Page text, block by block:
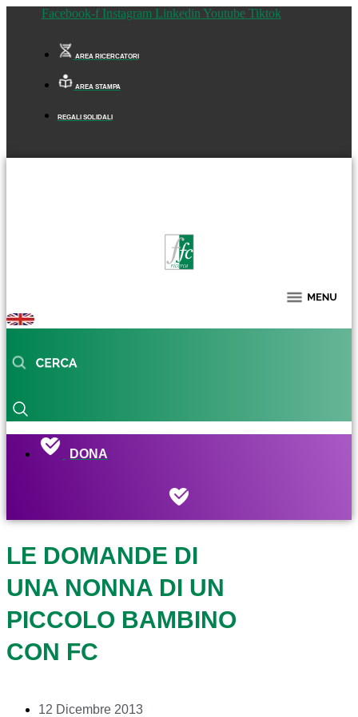
Facebook-f Instagram Linkedin Youtube Tiktok
AREA RICERCATORI
AREA STAMPA
REGALI SOLIDALI
DONA
LE DOMANDE DI
UNA NONNA DI UN
PICCOLO BAMBINO
CON FC
12 Dicembre 2013